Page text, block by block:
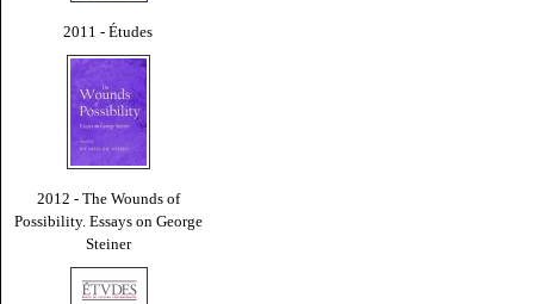
2011 - Études
2012 - The Wounds of
Possibility. Essays on George
Steiner